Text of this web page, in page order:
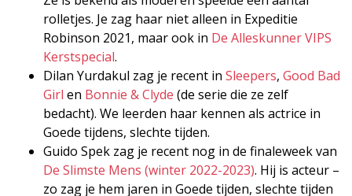
rolletjes. Je zag haar niet alleen in Expeditie
Robinson 2021, maar ook in De Alleskunner VIPS
Kerstspecial.
Dilan Yurdakul zag je recent in Sleepers, Good Bad
Girl en Bonnie & Clyde (de serie die ze zelf
bedacht). We leerden haar kennen als actrice in
Goede tijdens, slechte tijden.
Guido Spek zag je recent nog in de finaleweek van
De Slimste Mens (winter 2022-2023). Hij is acteur –
zo zag je hem jaren in Goede tijden, slechte tijden